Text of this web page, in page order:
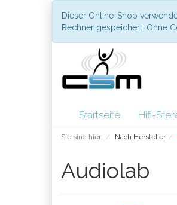
Dieser Online-Shop
Rechner gespeichert. Ohne
Startseite Hifi-
Sie sind hier: Nach Hersteller
Audiolab